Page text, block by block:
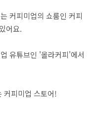
커피미업의 쇼룸인 커피
어요.
유튜브인 '올라커피'에서
커피미업 스토어!